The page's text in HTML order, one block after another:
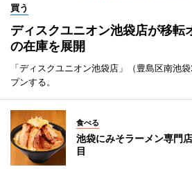
買う
ディスクユニオン池袋店が移
の在庫を展開
「ディスクユニオン池袋店」（豊島区南池
プンする。
食べる
池袋にみそラーメン専門
目